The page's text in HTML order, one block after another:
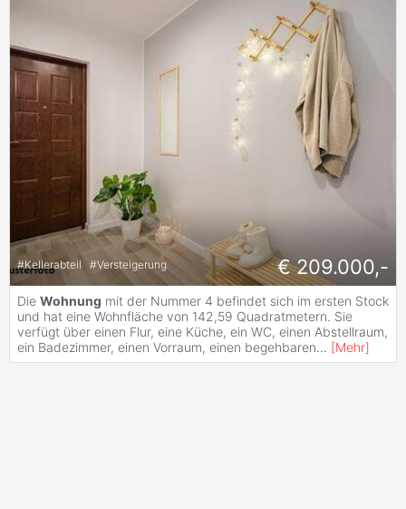
#Kellerabteil #Versteigerung € 209.000,-
Die Wohnung mit der Nummer 4 befindet sich im ersten Stock
und hat eine Wohnfläche von 142,59 Quadratmetern. Sie
verfügt über einen Flur, eine Küche, ein WC, einen Abstellraum,
ein Badezimmer, einen Vorraum, einen begehbaren... [Mehr]